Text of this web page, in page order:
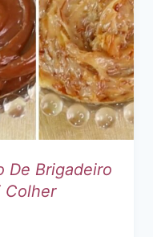
De Brigadeiro
Colher